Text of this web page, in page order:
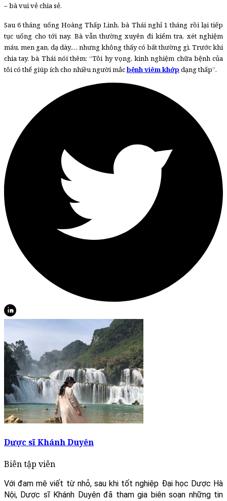
– bà vui vẻ chia sẻ.
Sau 6 tháng uống Hoàng Thấp Linh, bà Thái nghỉ 1 tháng rồi lại tiếp
tục uống cho tới nay. Bà vẫn thường xuyên đi kiểm tra, xét nghiệm
máu, men gan, dạ dày,… nhưng không thấy có bất thường gì. Trước khi
chia tay, bà Thái nói thêm: “Tôi hy vọng, kinh nghiệm chữa bệnh của
tôi có thể giúp ích cho nhiều người mắcbệnh viêm khớp dạng thấp”.
Dược sĩ Khánh Duyên
Biên tập viên
Với đam mê viết từ nhỏ, sau khi tốt nghiệp Đại học Dược Hà
Nội, Dược sĩ Khánh Duyên đã tham gia biên soạn những tin